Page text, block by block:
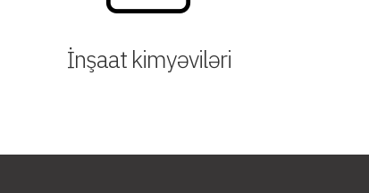
İnşaat kimyəviləri